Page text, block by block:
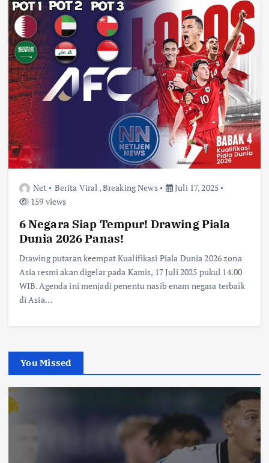
Net Berita Viral ,Breaking News
Juli 17, 2025
159 views
6 Negara Siap Tempur! Drawing Piala
Dunia 2026 Panas!
Drawing putaran keempat Kualifikasi Piala Dunia 2026 zona
Asia resmi akan digelar pada Kamis, 17 Juli 2025 pukul 14.00
WIB. Agenda ini menjadi penentu nasib enam negara terbaik
di Asia…
You Missed